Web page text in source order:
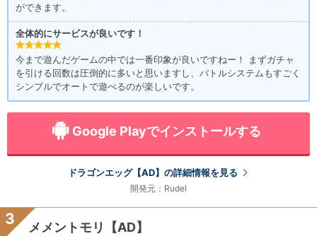
ができます。
全体的にサービスが良いです！
今まで遊んだゲームの中では一番印象が良いですねー！ まずガチャ
を引ける回数は圧倒的に多いと思いますし、バトルシステムもすごく
シンプルでオートで遊べるのが楽しいです。
Google Playでインストールする
ドラゴンエッグ【AD】の詳細情報を見る
開発元：Rudel
3 メメントモリ【AD】